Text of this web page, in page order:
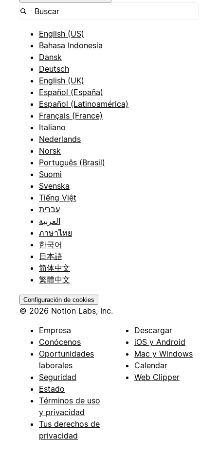
English (US)
Bahasa Indonesia
Dansk
Deutsch
English (UK)
Español (España)
Español (Latinoamérica)
Français (France)
Italiano
Nederlands
Norsk
Português (Brasil)
Suomi
Svenska
Tiếng Việt
עברית
العربية
ภาษาไทย
한국어
日本語
简体中文
繁體中文
Configuración de cookies
© 2026 Notion Labs, Inc.
Empresa
Conócenos
Oportunidades
laborales
Seguridad
Estado
Términos de uso
y privacidad
Tus derechos de
privacidad
Descargar
iOS y Android
Mac y Windows
Calendar
Web Clipper